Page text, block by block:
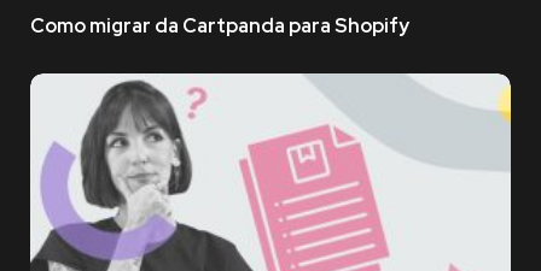
Como migrar da Cartpanda para Shopify